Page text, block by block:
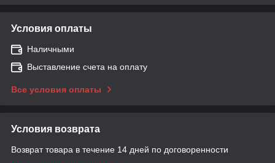
Условия оплаты
Наличными
Выставление счета на оплату
Все условия оплаты
Условия возврата
Возврат товара в течение 14 дней по договоренности